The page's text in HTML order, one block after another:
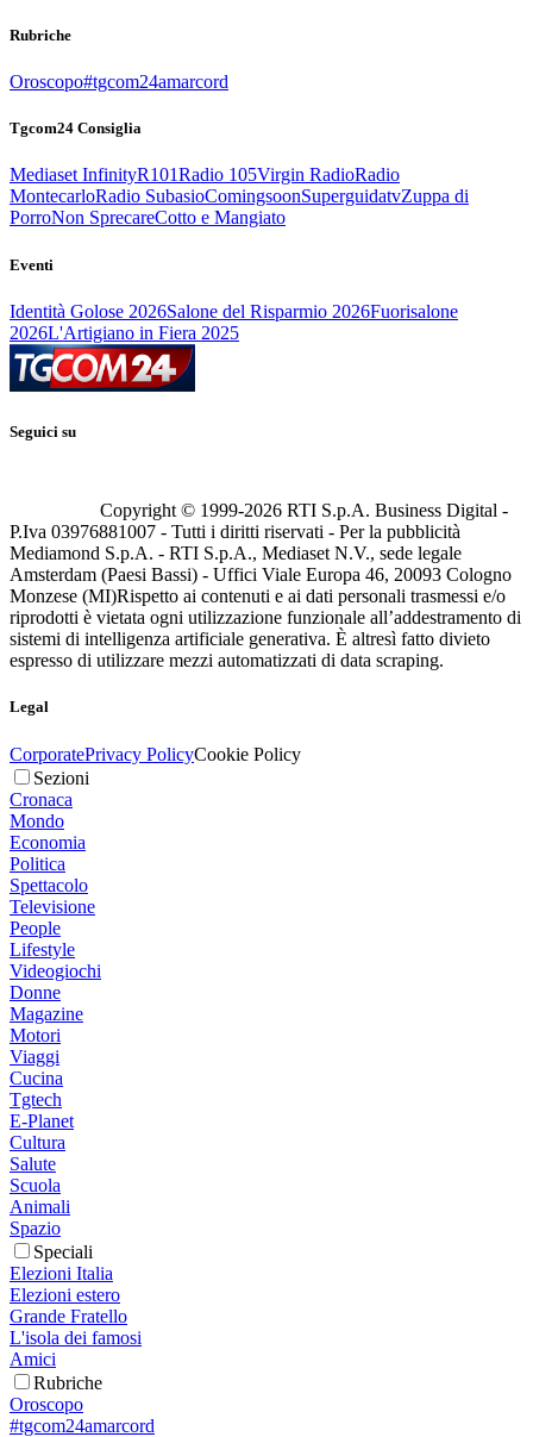
Rubriche
Oroscopo#tgcom24amarcord
Tgcom24 Consiglia
Mediaset InfinityR101Radio 105Virgin RadioRadio
MontecarloRadio SubasioComingsoonSuperguidatvZuppa di
PorroNon SprecareCotto e Mangiato
Eventi
Identità Golose 2026Salone del Risparmio 2026Fuorisalone
2026L'Artigiano in Fiera 2025
Seguici su
Copyright © 1999-2026 RTI S.p.A. Business Digital -
P.Iva 03976881007 - Tutti i diritti riservati - Per la pubblicità
Mediamond S.p.A. - RTI S.p.A., Mediaset N.V., sede legale
Amsterdam (Paesi Bassi) - Uffici Viale Europa 46, 20093 Cologno
Monzese (MI)Rispetto ai contenuti e ai dati personali trasmessi e/o
riprodotti è vietata ogni utilizzazione funzionale all’addestramento di
sistemi di intelligenza artificiale generativa. È altresì fatto divieto
espresso di utilizzare mezzi automatizzati di data scraping.
Legal
CorporatePrivacy PolicyCookie Policy
Sezioni
Cronaca
Mondo
Economia
Politica
Spettacolo
Televisione
People
Lifestyle
Videogiochi
Donne
Magazine
Motori
Viaggi
Cucina
Tgtech
E-Planet
Cultura
Salute
Scuola
Animali
Spazio
Speciali
Elezioni Italia
Elezioni estero
Grande Fratello
L'isola dei famosi
Amici
Rubriche
Oroscopo
#tgcom24amarcord